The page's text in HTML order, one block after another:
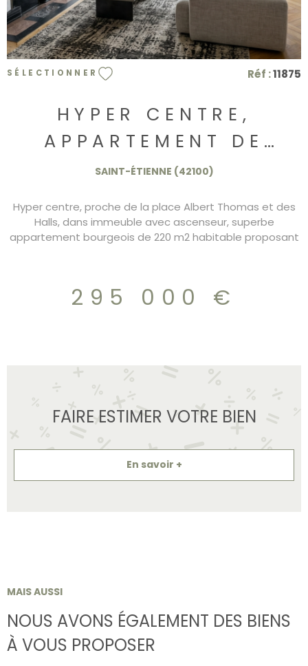
SÉLECTIONNER Réf :11875
HYPER CENTRE,
APPARTEMENT DE
220M2 AVEC
SAINT-ÉTIENNE (42100)
Hyper centre, proche de la place Albert Thomas et des
Halls, dans immeuble avec ascenseur, superbe
appartement bourgeois de 220 m2 habitable proposant
295 000 €
FAIRE ESTIMER VOTRE BIEN
En savoir +
MAIS AUSSI
NOUS AVONS ÉGALEMENT DES BIENS
À VOUS PROPOSER